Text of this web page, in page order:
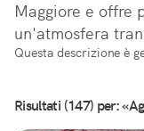
Maggiore e offre
un'atmosfera
Questa descrizione è
Risultati (147) per: